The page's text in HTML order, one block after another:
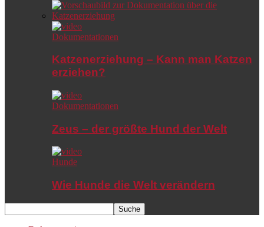
Dokumentationen
Katzenerziehung – Kann man Katzen
erziehen?
Dokumentationen
Zeus – der größte Hund der Welt
Hunde
Wie Hunde die Welt verändern